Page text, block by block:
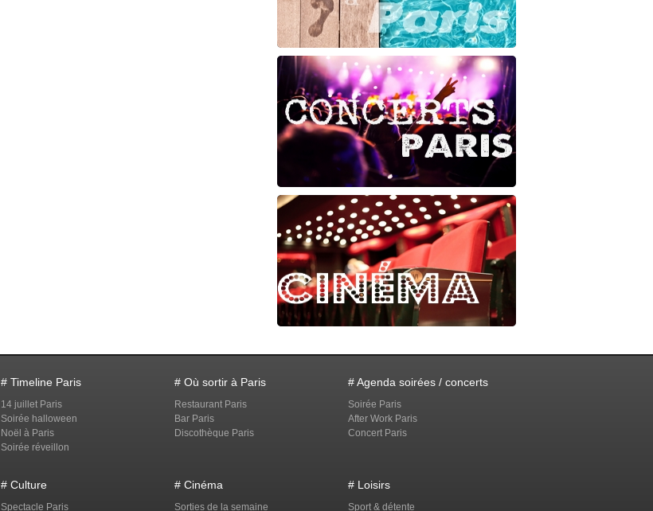
# Timeline Paris
14 juillet Paris
Soirée halloween
Noël à Paris
Soirée réveillon
# Où sortir à Paris
Restaurant Paris
Bar Paris
Discothèque Paris
# Agenda soirées / concerts
Soirée Paris
After Work Paris
Concert Paris
# Culture
Spectacle Paris
# Cinéma
Sorties de la semaine
# Loisirs
Sport & détente